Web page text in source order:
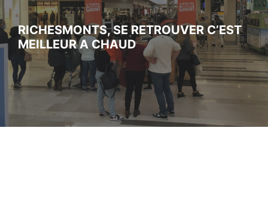
RICHESMONTS, SE RETROUVER C’EST
MEILLEUR A CHAUD